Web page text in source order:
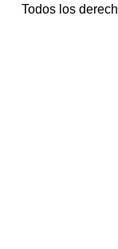
Todos los